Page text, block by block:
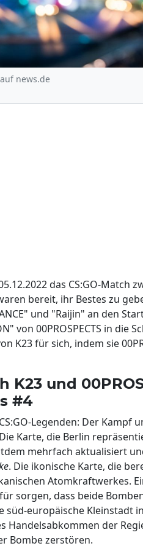
news.de
das CS:GO-Match
bereit, ihr Bestes zu
und "Raijin" an den
von 00PROSPECTS in die
K23 für sich, indem sie
und
#4
Legenden: Der Kampf
Karte, die Berlin
mehrfach aktualisiert
. Die ikonische Karte, die
Atomkraftwerkes.
sorgen, dass beide
süd-europäische Kleinstadt
Handelsabkommen der
Bombe zerstören.